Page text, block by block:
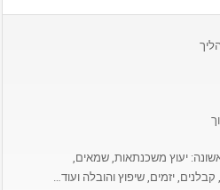
יעוץ משכנתאות, שמאים,
יזמים, שיפוץ והובלה ועוד…